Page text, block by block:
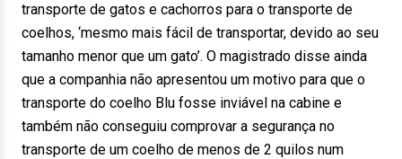
transporte de gatos e cachorros para o transporte de
coelhos, ‘mesmo mais fácil de transportar, devido ao seu
tamanho menor que um gato’. O magistrado disse ainda
que a companhia não apresentou um motivo para que o
transporte do coelho Blu fosse inviável na cabine e
também não conseguiu comprovar a segurança no
transporte de um coelho de menos de 2 quilos num